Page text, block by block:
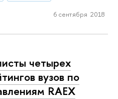
6 сентября 2018
четырех
вузов по
RAEX